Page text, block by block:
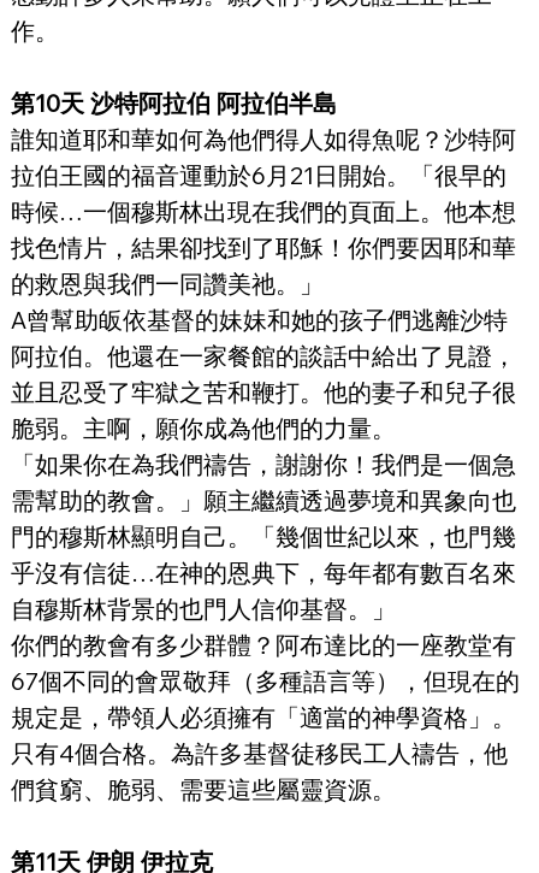
作。
第10天 沙特阿拉伯 阿拉伯半島
誰知道耶和華如何為他們得人如得魚呢？沙特阿
拉伯王國的福音運動於6月21日開始。「很早的
時候…一個穆斯林出現在我們的頁面上。他本想
找色情片，結果卻找到了耶穌！你們要因耶和華
的救恩與我們一同讚美祂。」
A曾幫助皈依基督的妹妹和她的孩子們逃離沙特
阿拉伯。他還在一家餐館的談話中給出了見證，
並且忍受了牢獄之苦和鞭打。他的妻子和兒子很
脆弱。主啊，願你成為他們的力量。
「如果你在為我們禱告，謝謝你！我們是一個急
需幫助的教會。」願主繼續透過夢境和異象向也
門的穆斯林顯明自己。「幾個世紀以來，也門幾
乎沒有信徒…在神的恩典下，每年都有數百名來
自穆斯林背景的也門人信仰基督。」
你們的教會有多少群體？阿布達比的一座教堂有
67個不同的會眾敬拜（多種語言等），但現在的
規定是，帶領人必須擁有「適當的神學資格」。
只有4個合格。為許多基督徒移民工人禱告，他
們貧窮、脆弱、需要這些屬靈資源。
第11天 伊朗 伊拉克